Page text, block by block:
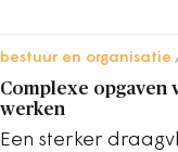
bestuur en organisatie
Complexe opgaven
werken
Een sterker